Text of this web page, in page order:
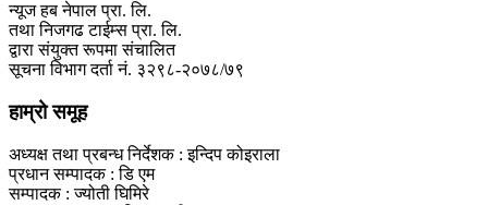
न्यूज हब नेपाल प्रा. लि.
तथा निजगढ टाईम्स प्रा. लि.
द्वारा संयुक्त रूपमा संचालित
सूचना विभाग दर्ता नं. ३२९८-२०७८/७९
हाम्रो समूह
अध्यक्ष तथा प्रबन्ध निर्देशक : इन्दिप कोइराला
प्रधान सम्पादक : डि एम
सम्पादक : ज्योती घिमिरे